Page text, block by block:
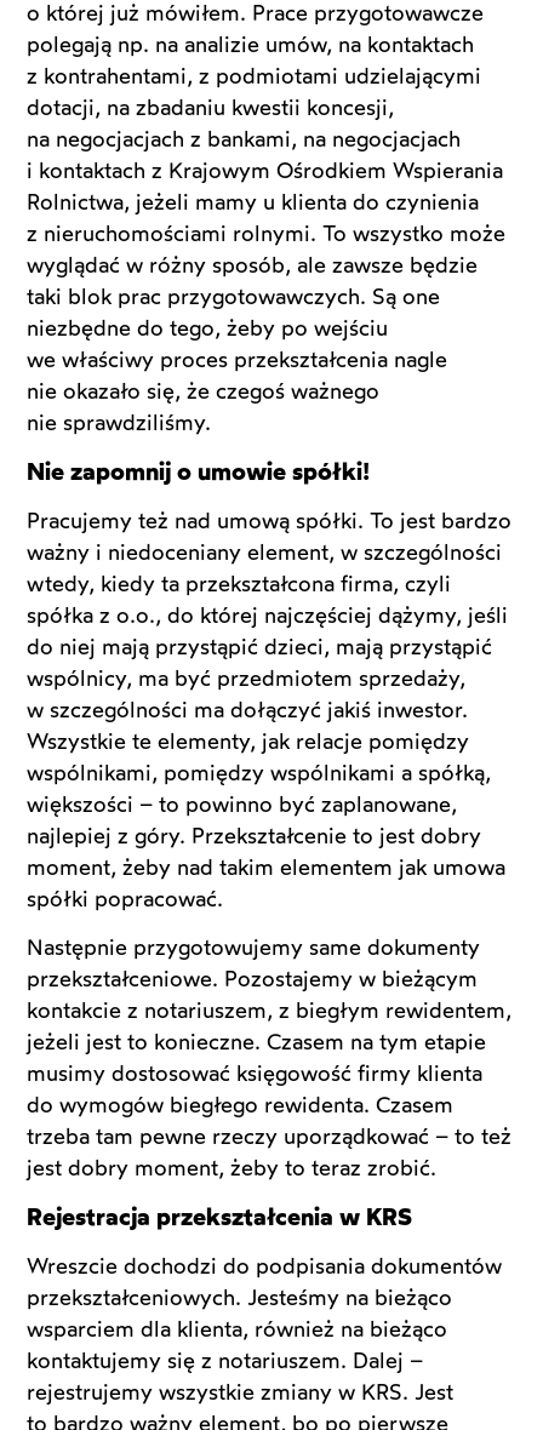
o której już mówiłem. Prace przygotowawcze
polegają np. na analizie umów, na kontaktach
z kontrahentami, z podmiotami udzielającymi
dotacji, na zbadaniu kwestii koncesji,
na negocjacjach z bankami, na negocjacjach
i kontaktach z Krajowym Ośrodkiem Wspierania
Rolnictwa, jeżeli mamy u klienta do czynienia
z nieruchomościami rolnymi. To wszystko może
wyglądać w różny sposób, ale zawsze będzie
taki blok prac przygotowawczych. Są one
niezbędne do tego, żeby po wejściu
we właściwy proces przekształcenia nagle
nie okazało się, że czegoś ważnego
nie sprawdziliśmy.
Nie zapomnij o umowie spółki!
Pracujemy też nad umową spółki. To jest bardzo
ważny i niedoceniany element, w szczególności
wtedy, kiedy ta przekształcona firma, czyli
spółka z o.o., do której najczęściej dążymy, jeśli
do niej mają przystąpić dzieci, mają przystąpić
wspólnicy, ma być przedmiotem sprzedaży,
w szczególności ma dołączyć jakiś inwestor.
Wszystkie te elementy, jak relacje pomiędzy
wspólnikami, pomiędzy wspólnikami a spółką,
większości – to powinno być zaplanowane,
najlepiej z góry. Przekształcenie to jest dobry
moment, żeby nad takim elementem jak umowa
spółki popracować.
Następnie przygotowujemy same dokumenty
przekształceniowe. Pozostajemy w bieżącym
kontakcie z notariuszem, z biegłym rewidentem,
jeżeli jest to konieczne. Czasem na tym etapie
musimy dostosować księgowość firmy klienta
do wymogów biegłego rewidenta. Czasem
trzeba tam pewne rzeczy uporządkować – to też
jest dobry moment, żeby to teraz zrobić.
Rejestracja przekształcenia w KRS
Wreszcie dochodzi do podpisania dokumentów
przekształceniowych. Jesteśmy na bieżąco
wsparciem dla klienta, również na bieżąco
kontaktujemy się z notariuszem. Dalej –
rejestrujemy wszystkie zmiany w KRS. Jest
to bardzo ważny element, bo po pierwsze